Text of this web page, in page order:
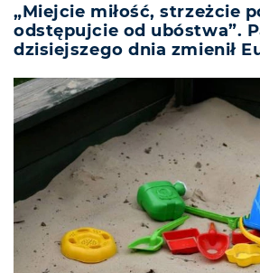
„Miejcie miłość, strzeżcie
odstępujcie od ubóstwa”.
dzisiejszego dnia zmienił